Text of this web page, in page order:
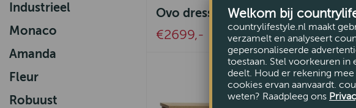
Industrieel
Monaco
Amanda
Fleur
Robuust
Ovo dressoir large
€2699,-
Ovo
Welkom bij
countrylifestyle.nl maakt
verzamelt en analyseert
gepersonaliseerde
toestaan. Stel voorkeuren
deelt. Houd er rekening
cookies ervan aanvaardt.
weten? Raadpleeg ons